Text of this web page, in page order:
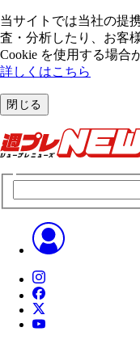
当サイトでは当社の提
査・分析したり、お客
Cookie を使⽤する場合
詳しくはこちら
閉じる